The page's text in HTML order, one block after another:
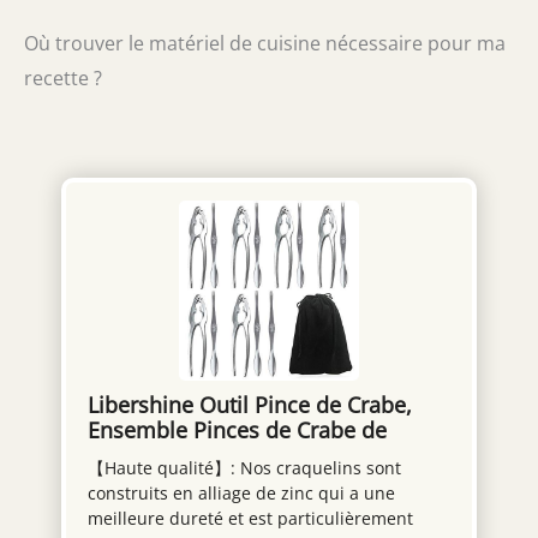
Où trouver le matériel de cuisine nécessaire pour ma
recette ?
Libershine Outil Pince de Crabe,
Ensemble Pinces de Crabe de
Homard, Un Ensemble de 13 Outils
pour Fruits De Mer avec
Fourchettes en Acier Inoxydable Et
Craquelins de Homard en Alliage
【Haute qualité】: Nos craquelins sont
construits en alliage de zinc qui a une
meilleure dureté et est particulièrement